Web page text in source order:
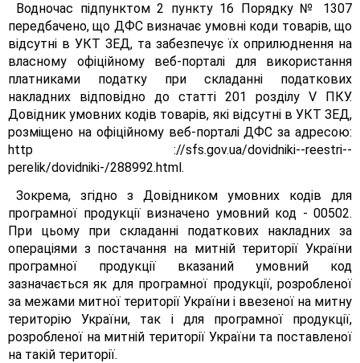
Водночас підпунктом 2 пункту 16 Порядку № 1307
передбачено, що ДФС визначає умовні коди товарів, що
відсутні в УКТ ЗЕД, та забезпечує їх оприлюднення на
власному офіційному веб-порталі для використання
платниками податку при складанні податкових
накладних відповідно до статті 201 розділу V ПКУ.
Довідник умовних кодів товарів, які відсутні в УКТ ЗЕД,
розміщено на офіційному веб-порталі ДФС за адресою:
http ://sfs.gov.ua/dovidniki--reestri--
perelik/dovidniki-/288992.html.
Зокрема, згідно з Довідником умовних кодів для
програмної продукції визначено умовний код - 00502.
При цьому при складанні податкових накладних за
операціями з постачання на митній території України
програмної продукції вказаний умовний код
зазначається як для програмної продукції, розробленої
за межами митної території України і ввезеної на митну
територію України, так і для програмної продукції,
розробленої на митній території України та поставленої
на такій території.